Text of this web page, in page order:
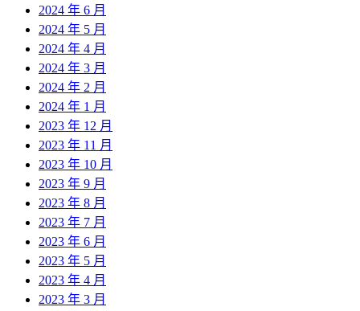
2024 年 6 月
2024 年 5 月
2024 年 4 月
2024 年 3 月
2024 年 2 月
2024 年 1 月
2023 年 12 月
2023 年 11 月
2023 年 10 月
2023 年 9 月
2023 年 8 月
2023 年 7 月
2023 年 6 月
2023 年 5 月
2023 年 4 月
2023 年 3 月